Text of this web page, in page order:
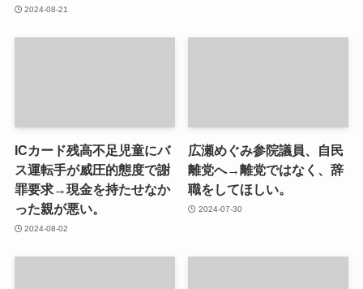
2024-08-21
ICカード残高不足児童にバ
ス運転手が威圧的態度で謝
罪要求→現金を持たせなか
った親が悪い。
2024-08-02
広瀬めぐみ参院議員、自民
離党へ→離党ではなく、辞
職をしてほしい。
2024-07-30